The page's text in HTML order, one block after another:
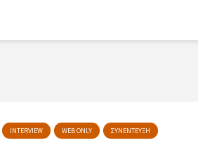
INTERVIEW WEB ONLY ΣΥΝΕΝΤΕΥΞΗ